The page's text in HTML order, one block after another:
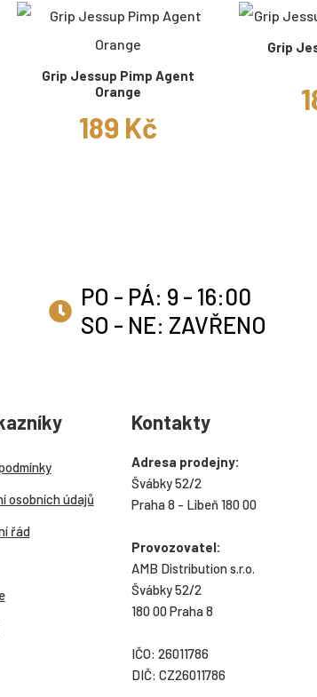
Grip Jessup Pimp Agent
Orange
189 Kč
Grip
PO - PÁ: 9 - 16:00
SO - NE: ZAVŘENO
osobních údajů
řád
Kontakty
Adresa prodejny:
Švábky 52/2
Praha 8 - Libeň 180 00
Provozovatel:
AMB Distribution s.r.o.
Švábky 52/2
180 00 Praha 8
IČO: 26011786
DIČ: CZ26011786